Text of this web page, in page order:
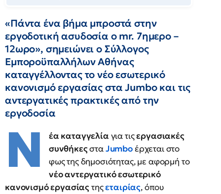
«Πάντα ένα βήμα μπροστά στην
εργοδοτική ασυδοσία ο mr. 7ημερο –
12ωρο», σημειώνει ο Σύλλογος
Εμποροϋπαλλήλων Αθήνας
καταγγέλλοντας το νέο εσωτερικό
κανονισμό εργασίας στα Jumbo και τις
αντεργατικές πρακτικές από την
εργοδοσία
Ν έα καταγγελία για τιςεργασιακές
συνθήκεςσταJumboέρχεται στο
φως της δημοσιότητας, με αφορμή το
νέο αντεργατικό εσωτερικό
κανονισμό εργασίαςτηςεταιρίας, όπου